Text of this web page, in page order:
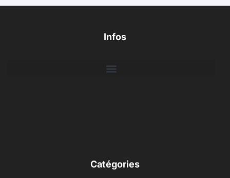
Infos
Catégories